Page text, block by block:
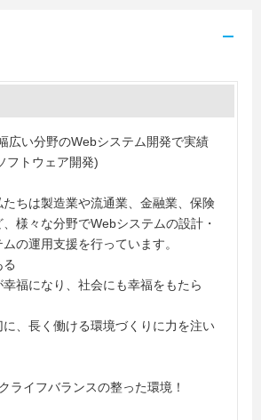
広い分野のWebシステム開発で実績
フトウェア開発)
ちは製造業や流通業、金融業、保険
様々な分野でWebシステムの設計・
の運用支援を行っています。
幸福になり、社会にも幸福をもたら
に、長く働ける環境づくりに力を注い
ライフバランスの整った環境！